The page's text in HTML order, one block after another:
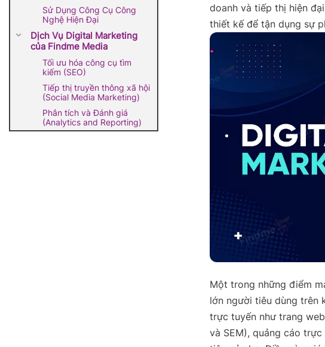
Sử Dụng Công Cụ Công
Nghệ Hiện Đại
Dịch Vụ Digital Marketing
của Findme Media
Tối ưu hóa công cụ tìm
kiếm (SEO)
Tiếp thị truyền thông xã hội
(Social Media Marketing)
Phân tích và Đánh giá
(Analytics and Reporting)
doanh và tiếp thị hiện
thiết kế để tận dụng sự
Một trong những điểm
lớn người tiêu dùng trên
trực tuyến như trang
và SEM), quảng cáo